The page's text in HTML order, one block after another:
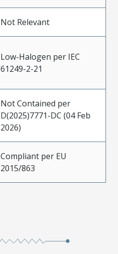
Not Relevant
Low-Halogen per IEC
61249-2-21
Not Contained per
D(2025)7771-DC (04 Feb
2026)
Compliant per EU
2015/863